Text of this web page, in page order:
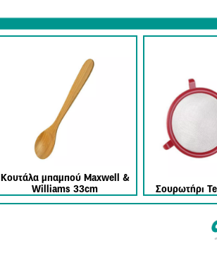
Κουτάλα μπαμπού Maxwell &
Williams 33cm
Σουρωτήρι